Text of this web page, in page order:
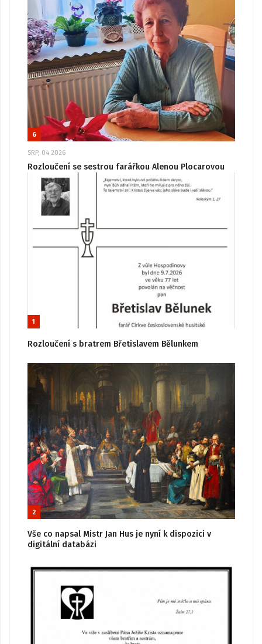
6
SRP, 04 2026
Rozloučení se sestrou farářkou Alenou Plocarovou
1
Rozloučení s bratrem Břetislavem Bělunkem
2
Vše co napsal Mistr Jan Hus je nyní k dispozici v
digitální databázi